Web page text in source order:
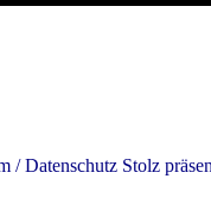
/ Datenschutz Stolz